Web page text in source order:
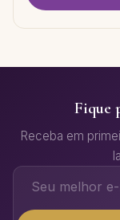
Fique
Receba em